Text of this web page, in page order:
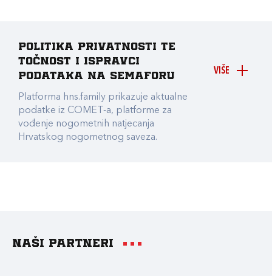
VIŠE
Politika privatnosti te
točnost i ispravci
podataka na Semaforu
Platforma hns.family prikazuje aktualne
podatke iz COMET-a, platforme za
vođenje nogometnih natjecanja
Hrvatskog nogometnog saveza.
Naši partneri